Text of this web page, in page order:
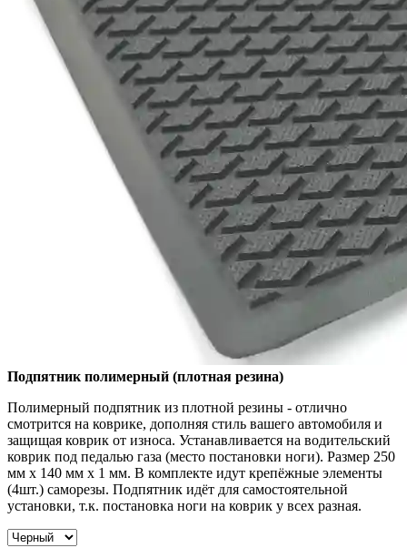
Подпятник полимерный (плотная резина)
Полимерный подпятник из плотной резины - отлично
смотрится на коврике, дополняя стиль вашего автомобиля и
защищая коврик от износа. Устанавливается на водительский
коврик под педалью газа (место постановки ноги). Размер 250
мм x 140 мм x 1 мм. В комплекте идут крепёжные элементы
(4шт.) саморезы. Подпятник идёт для самостоятельной
установки, т.к. постановка ноги на коврик у всех разная.